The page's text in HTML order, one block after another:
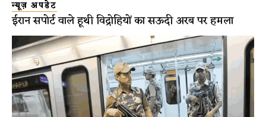
न्यूज़ अपडेट
ईरान सपोर्ट वाले हूथी विद्रोहियों का सऊदी अरब पर हमला